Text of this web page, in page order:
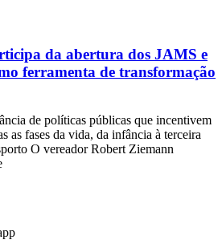
da abertura dos JAMS e
ferramenta de transformação
de políticas públicas que incentivem
as fases da vida, da infância à terceira
O vereador Robert Ziemann